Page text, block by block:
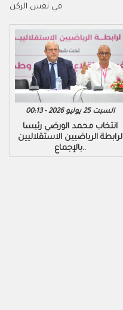
في نفس الركن
السبت 25 يوليو 2026 - 00:13
​انتخاب محمد الورضي رئيسا
لرابطة الرياضيين الاستقلاليين
بالإجماع..